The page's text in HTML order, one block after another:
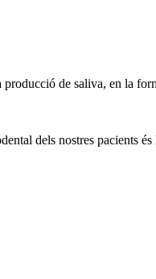
de saliva, en la
dels nostres pacients